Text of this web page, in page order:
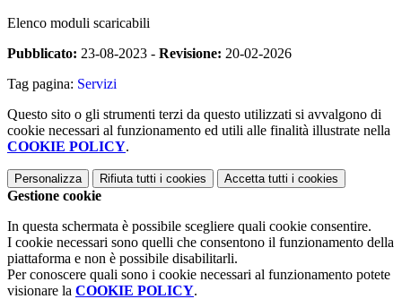
Elenco moduli scaricabili
Pubblicato: 23-08-2023 - Revisione: 20-02-2026
Tag pagina: Servizi
Questo sito o gli strumenti terzi da questo utilizzati si avvalgono di
cookie necessari al funzionamento ed utili alle finalità illustrate nella
COOKIE POLICY.
Personalizza Rifiuta tutti i cookies Accetta tutti i cookies
Gestione cookie
In questa schermata è possibile scegliere quali cookie consentire.
I cookie necessari sono quelli che consentono il funzionamento della
piattaforma e non è possibile disabilitarli.
Per conoscere quali sono i cookie necessari al funzionamento potete
visionare la COOKIE POLICY.